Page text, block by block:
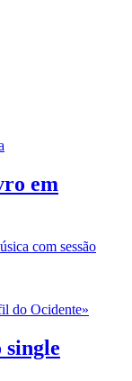
em
com sessão